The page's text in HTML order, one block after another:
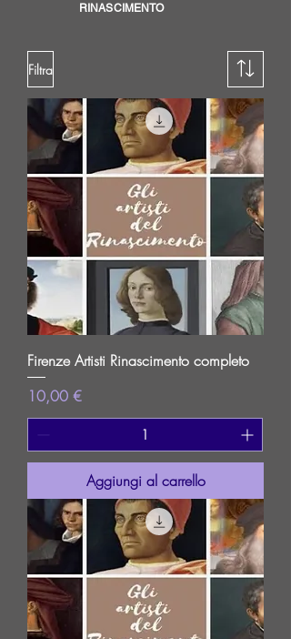
RINASCIMENTO
Filtra
Firenze Artisti Rinascimento completo
Prezzo
10,00 €
Aggiungi al carrello